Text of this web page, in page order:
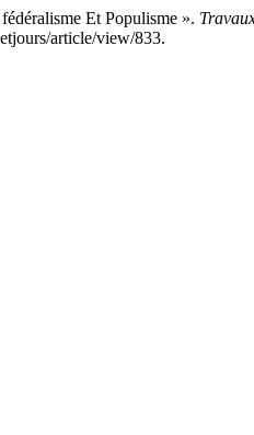
Et Populisme ».
article/view/833.